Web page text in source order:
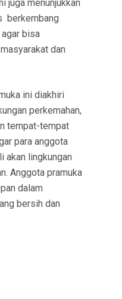
juga menunjukkan
berkembang
bisa
dan
ini diakhiri
perkemahan,
tempat-tempat
para anggota
akan lingkungan
Anggota pramuka
dalam
bersih dan